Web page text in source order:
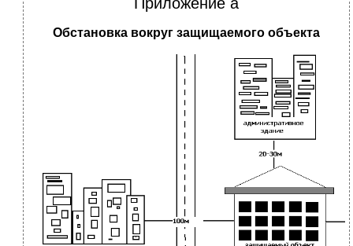
Обстановка вокруг защищаемого объекта